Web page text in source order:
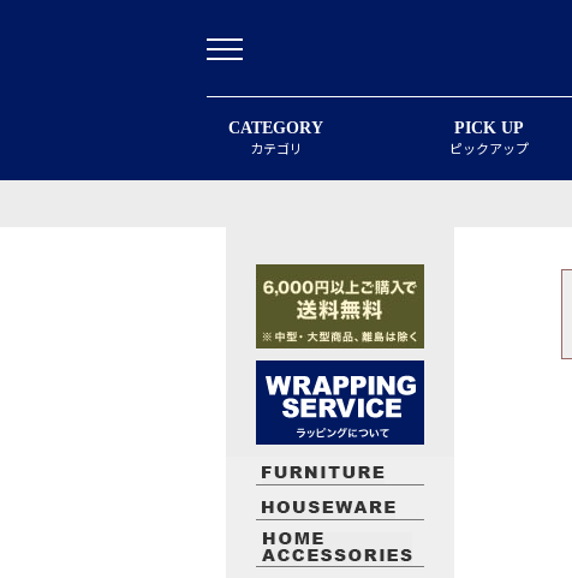
CATEGORY
カテゴリ
PICK UP
ピックアップ